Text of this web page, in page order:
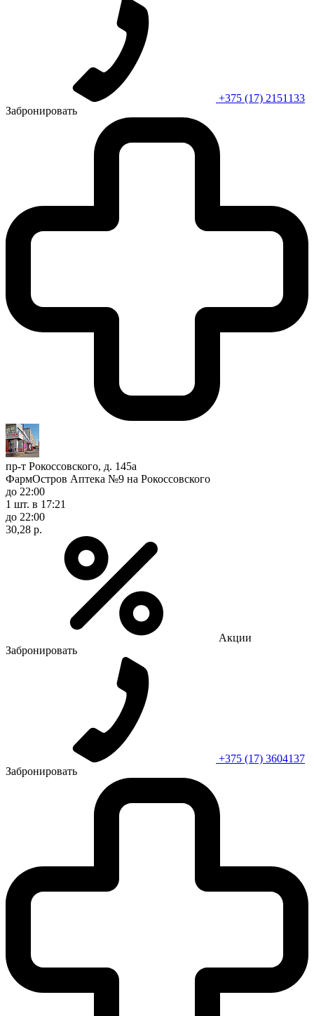
+375 (17) 2151133
Забронировать
пр-т Рокоссовского, д. 145а
ФармОстров Аптека №9 на Рокоссовского
до 22:00
1 шт. в 17:21
до 22:00
30,28 р.
Акции
Забронировать
+375 (17) 3604137
Забронировать